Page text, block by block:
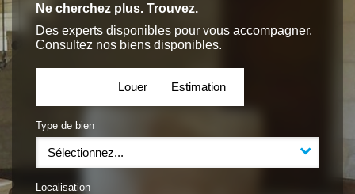
Nos agences
Contact
Ne cherchez plus. Trouvez.
Des experts disponibles pour vous accompagner.
Consultez nos biens disponibles.
Louer Estimation
Type de bien
Sélectionnez...
Localisation